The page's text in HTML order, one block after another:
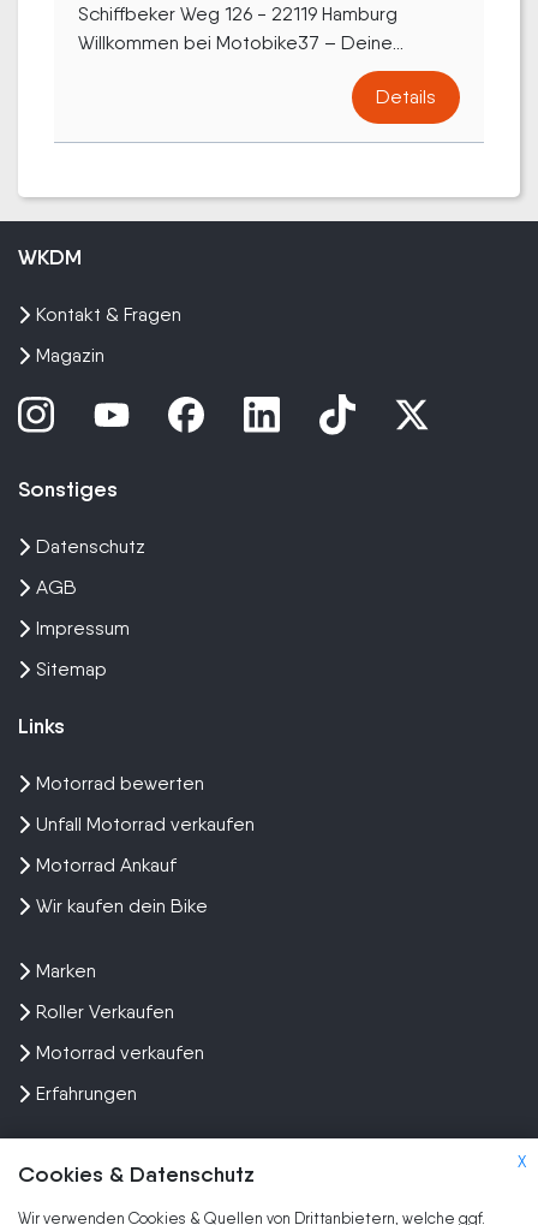
Schiffbeker Weg 126 - 22119 Hamburg
Willkommen bei Motobike37 – Deine...
Details
X
Cookies & Datenschutz
Wir verwenden Cookies & Quellen von Drittanbietern, welche ggf.
WKDM
Kontakt & Fragen
Magazin
Sonstiges
Datenschutz
AGB
Impressum
Sitemap
Links
Motorrad bewerten
Unfall Motorrad verkaufen
Motorrad Ankauf
Wir kaufen dein Bike
Marken
Roller Verkaufen
Motorrad verkaufen
Erfahrungen